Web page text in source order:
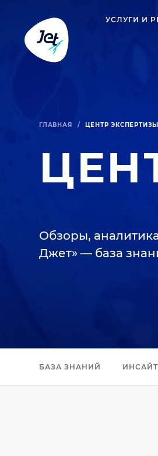
УСЛУГИ И
ГЛАВНАЯ / ЦЕНТР ЭКСПЕРТИЗЫ
Обзоры,
Джет» — база
БАЗА ЗНАНИЙ